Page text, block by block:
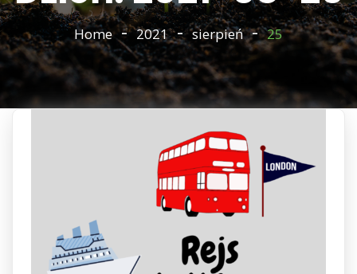
Home 2021 sierpień 25